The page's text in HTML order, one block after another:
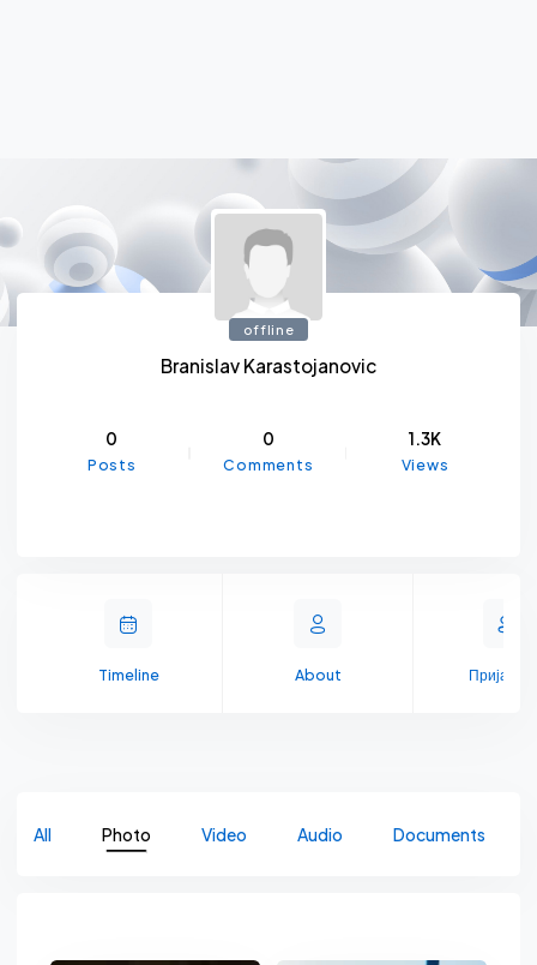
offline
Branislav Karastojanovic
0
Posts
0
Comments
1.3K
Views
Timeline About
All Photo Video Audio Documents